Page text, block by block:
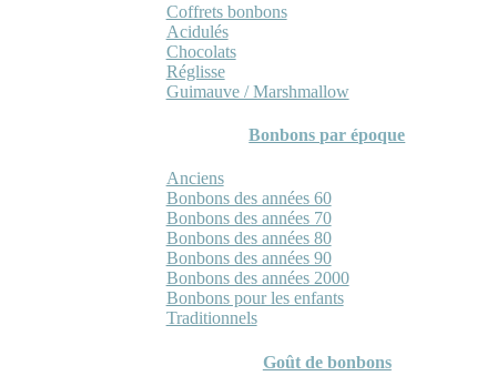
Coffrets bonbons
Acidulés
Chocolats
Réglisse
Guimauve / Marshmallow
Bonbons par époque
Anciens
Bonbons des années 60
Bonbons des années 70
Bonbons des années 80
Bonbons des années 90
Bonbons des années 2000
Bonbons pour les enfants
Traditionnels
Goût de bonbons